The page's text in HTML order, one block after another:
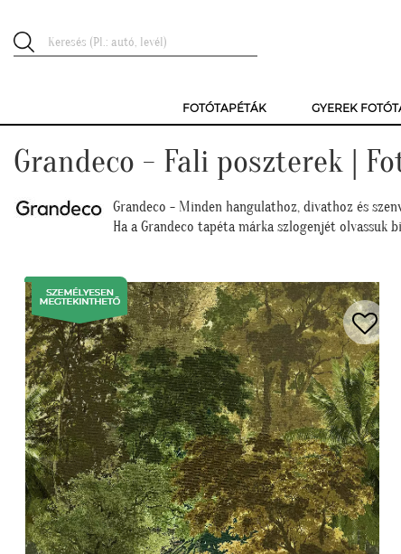
FOTÓTAPÉTÁK GYEREK
Grandeco - Fali poszterek |
Grandeco - Minden hangulathoz, divathoz és
Ha a Grandeco tapéta márka szlogenjét